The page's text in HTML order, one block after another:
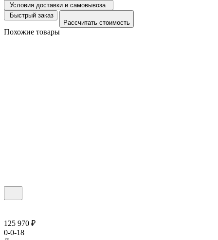
Условия доставки и самовывоза
Быстрый заказ
Рассчитать стоимость
Похожие товары
125 970 ₽
0-0-18